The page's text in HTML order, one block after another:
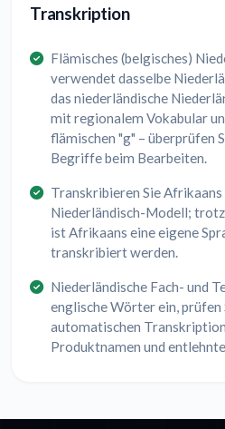
Transkription
Flämisches (belgisches)
verwendet dasselbe
das niederländische
mit regionalem Vokabular
flämischen "g" – überprüfen
Begriffe beim Bearbeiten.
Transkribieren Sie
Niederländisch-Modell;
ist Afrikaans eine eigene
transkribiert werden.
Niederländische Fach- und
englische Wörter ein, prüfen
automatischen
Produktnamen und